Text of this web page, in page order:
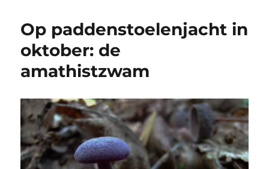
Op paddenstoelenjacht in
oktober: de
amathistzwam